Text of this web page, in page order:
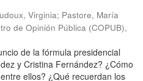
Virginia; Pastore, María
de Opinión Pública (COPUB),
de la fórmula presidencial
y Cristina Fernández? ¿Cómo
ellos? ¿Qué recuerdan los